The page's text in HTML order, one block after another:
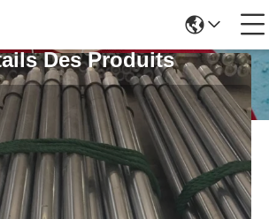
Des Produits